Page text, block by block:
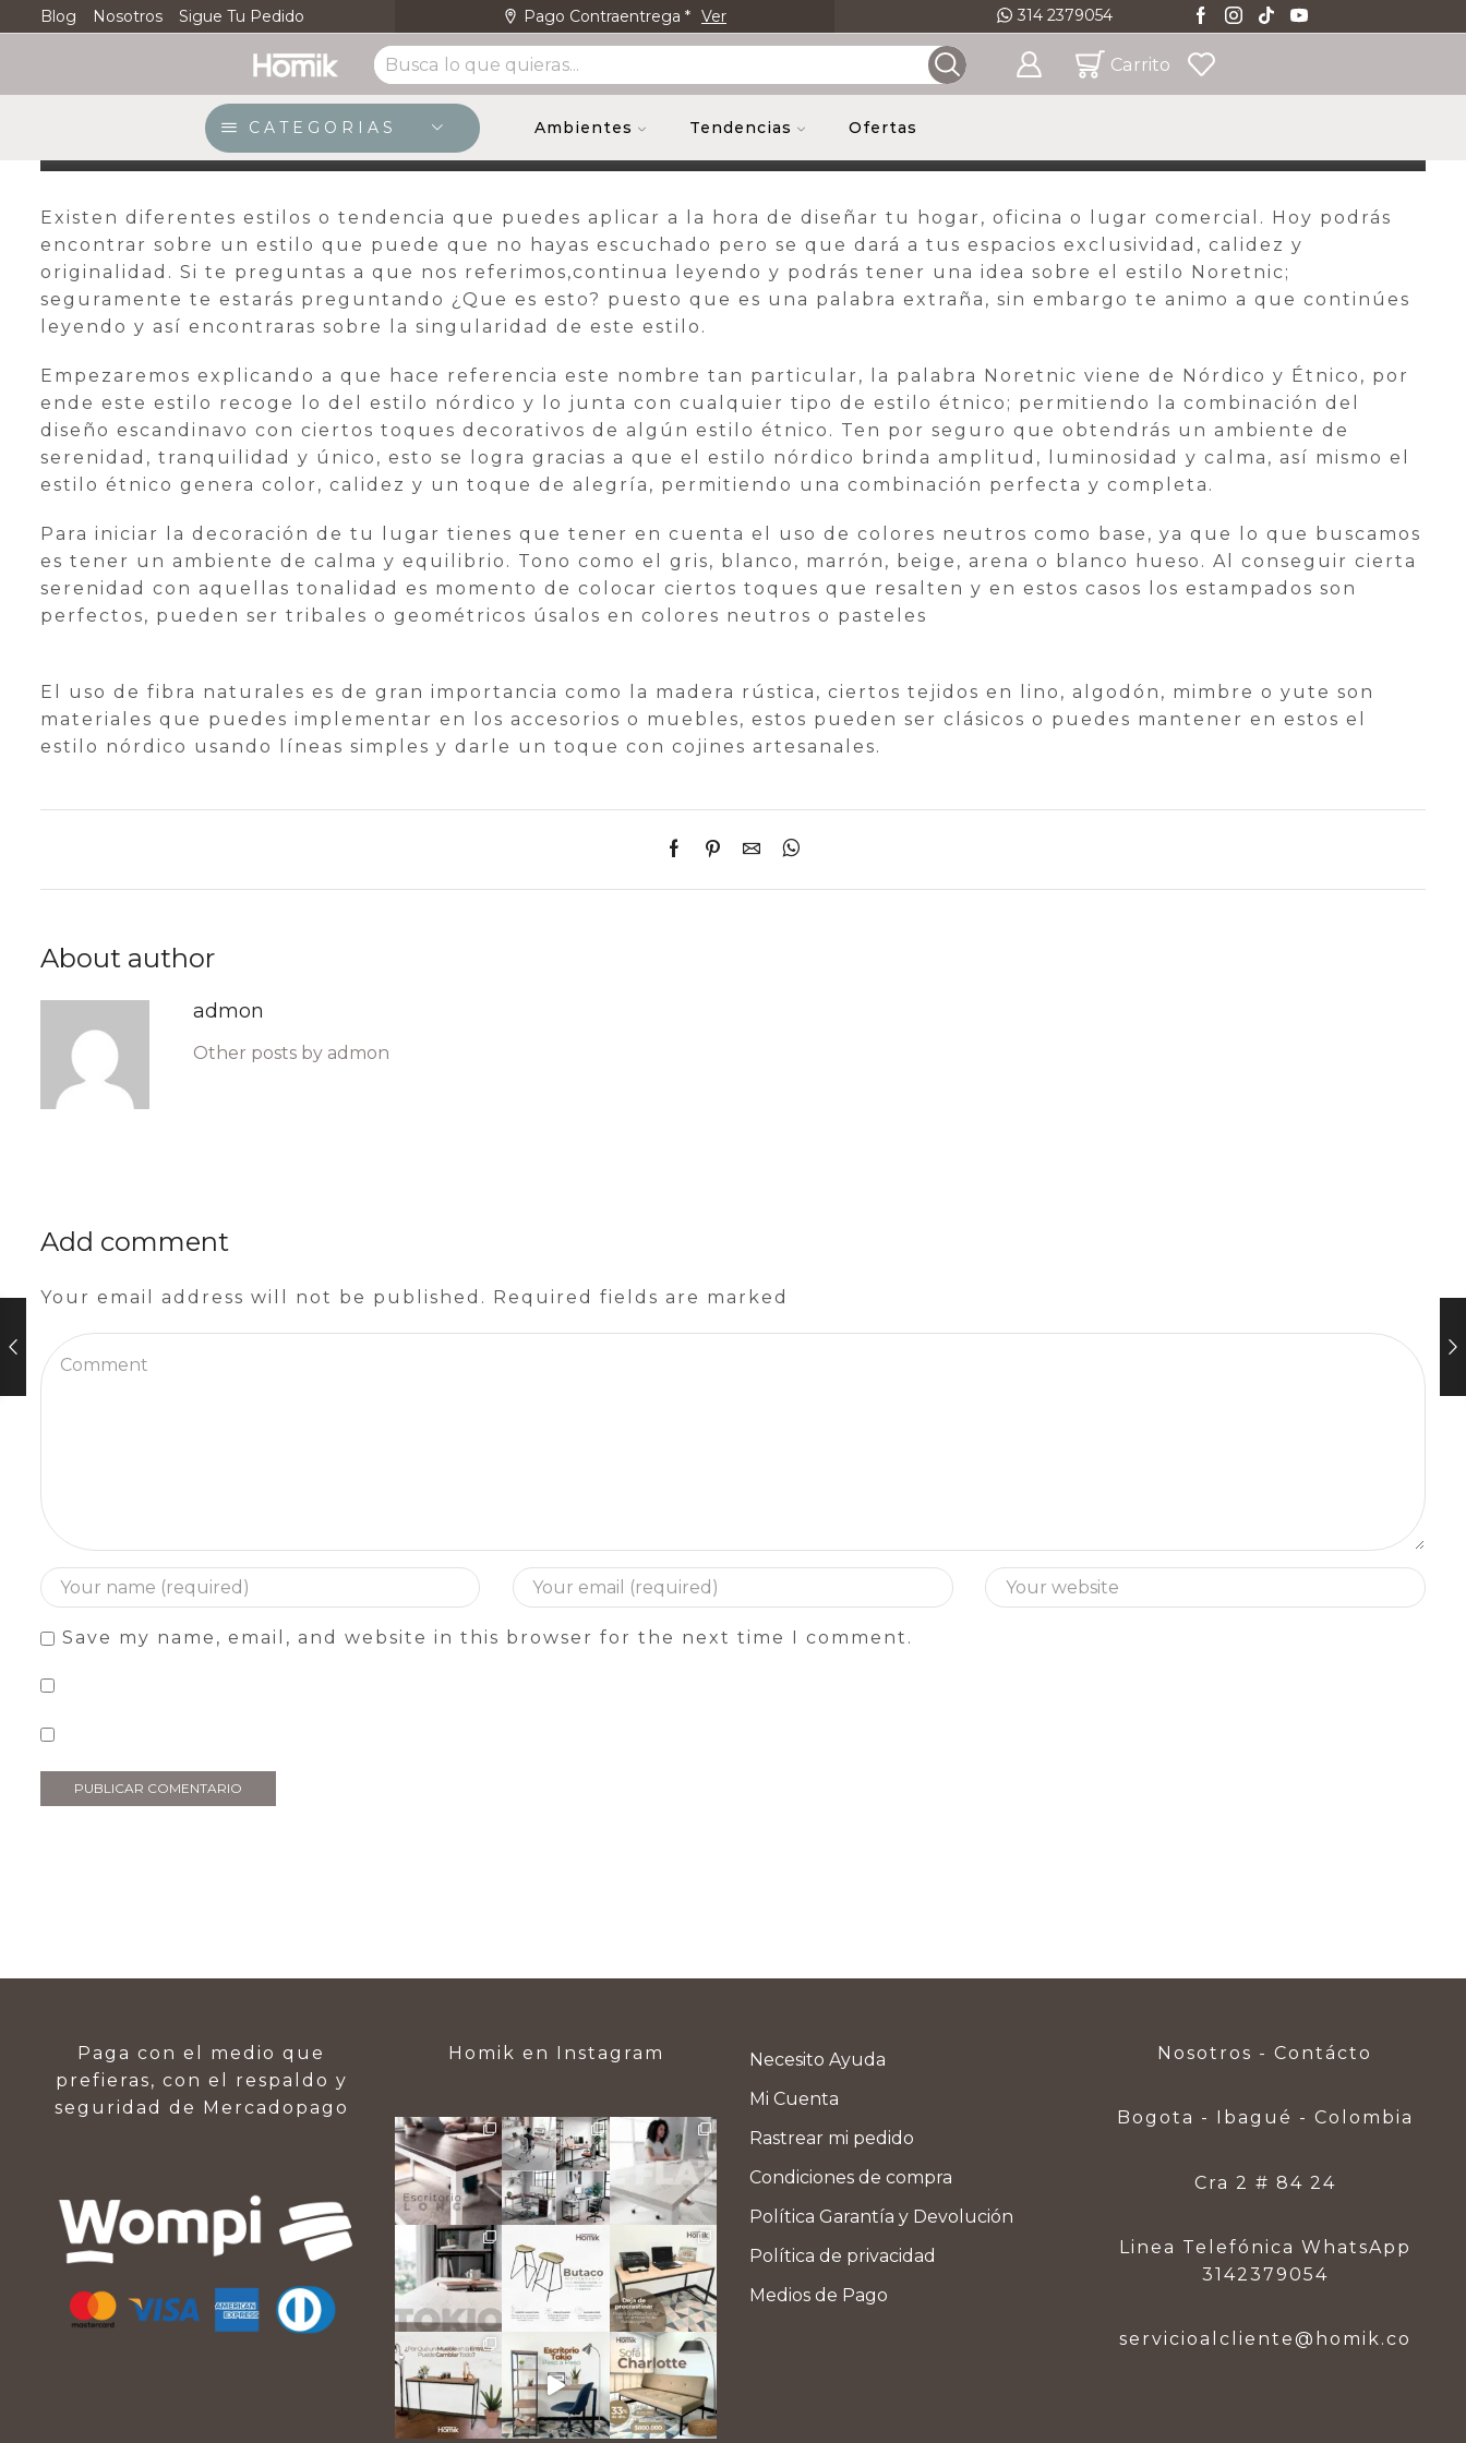
Blog Nosotros Sigue Tu Pedido
Envio Gratuito * Ciudades Principales Pago Contraentrega * Ver Envio Gratuito * Ciudades Principales Ver
314 2379054
Carrito
CATEGORIAS Ambientes Tendencias Ofertas
Al estilo noretnic
7 de febrero de 2019 / Posted by admon
Existen diferentes estilos o tendencia que puedes aplicar a la hora de diseñar tu hogar, oficina o lugar comercial. Hoy podrás
encontrar sobre un estilo que puede que no hayas escuchado pero se que dará a tus espacios exclusividad, calidez y
originalidad. Si te preguntas a que nos referimos,continua leyendo y podrás tener una idea sobre el estilo Noretnic;
seguramente te estarás preguntando ¿Que es esto? puesto que es una palabra extraña, sin embargo te animo a que continúes
leyendo y así encontraras sobre la singularidad de este estilo.
Empezaremos explicando a que hace referencia este nombre tan particular, la palabra Noretnic viene de Nórdico y Étnico, por
ende este estilo recoge lo del estilo nórdico y lo junta con cualquier tipo de estilo étnico; permitiendo la combinación del
diseño escandinavo con ciertos toques decorativos de algún estilo étnico. Ten por seguro que obtendrás un ambiente de
serenidad, tranquilidad y único, esto se logra gracias a que el estilo nórdico brinda amplitud, luminosidad y calma, así mismo el
estilo étnico genera color, calidez y un toque de alegría, permitiendo una combinación perfecta y completa.
Para iniciar la decoración de tu lugar tienes que tener en cuenta el uso de colores neutros como base, ya que lo que buscamos
es tener un ambiente de calma y equilibrio. Tono como el gris, blanco, marrón, beige, arena o blanco hueso. Al conseguir cierta
serenidad con aquellas tonalidad es momento de colocar ciertos toques que resalten y en estos casos los estampados son
perfectos, pueden ser tribales o geométricos úsalos en colores neutros o pasteles
El uso de fibra naturales es de gran importancia como la madera rústica, ciertos tejidos en lino, algodón, mimbre o yute son
materiales que puedes implementar en los accesorios o muebles, estos pueden ser clásicos o puedes mantener en estos el
estilo nórdico usando líneas simples y darle un toque con cojines artesanales.
About author
admon
Other posts by admon
Add comment
Your email address will not be published. Required fields are marked
Save my name, email, and website in this browser for the next time I comment.
Paga con el medio que
prefieras, con el respaldo y
seguridad de Mercadopago
Homik en Instagram
Necesito Ayuda
Mi Cuenta
Rastrear mi pedido
Condiciones de compra
Política Garantía y Devolución
Política de privacidad
Medios de Pago
Nosotros - Contácto
Bogota - Ibagué - Colombia
Cra 2 # 84 24
Linea Telefónica WhatsApp
3142379054
servicioalcliente@homik.co